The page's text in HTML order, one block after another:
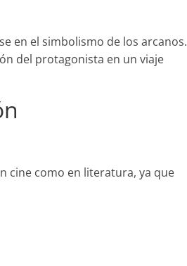
en el simbolismo de los arcanos.
del protagonista en un viaje
cine como en literatura, ya que